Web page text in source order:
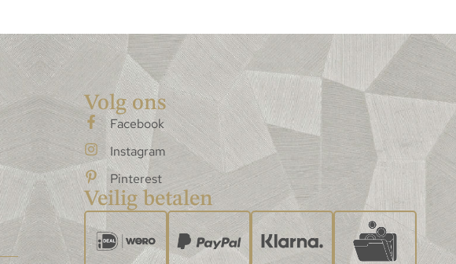
Volg ons
Facebook
Instagram
Pinterest
Veilig betalen